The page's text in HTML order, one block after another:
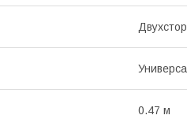
0.47 м